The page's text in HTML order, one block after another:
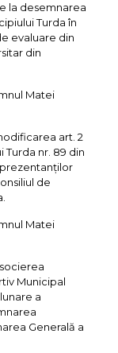
la desemnarea
Turda în
evaluare din
din
Matei
art. 2
Turda nr. 89 din
de
Matei
Municipal
a
Generală a